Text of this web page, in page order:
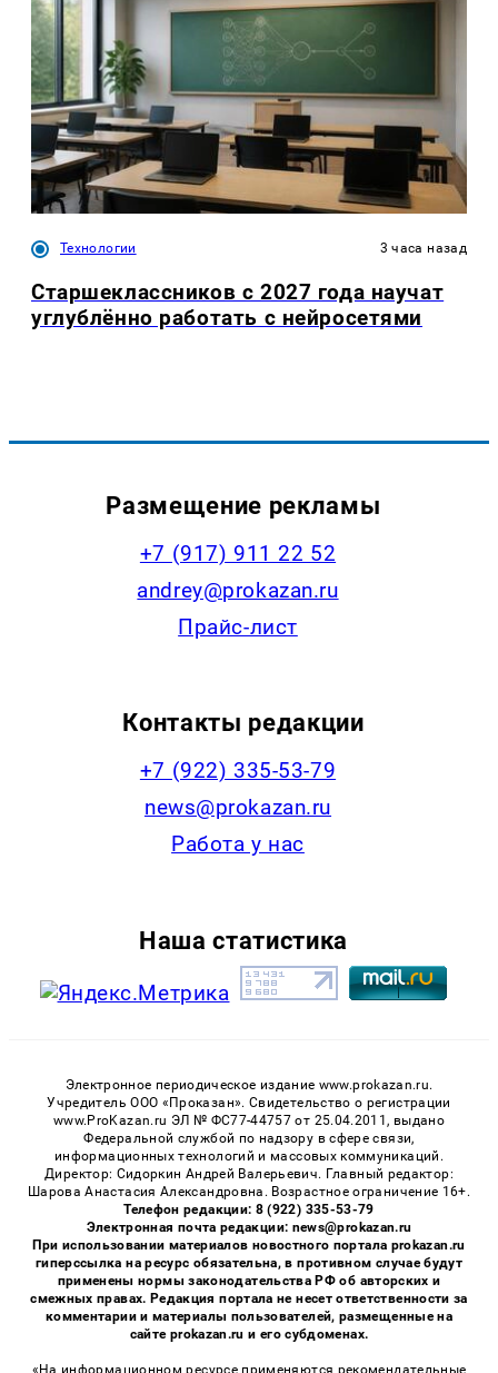
Технологии 3 часа назад
Старшеклассников с 2027 года научат
углублённо работать с нейросетями
Размещение рекламы
+7 (917) 911 22 52
andrey@prokazan.ru
Прайс-лист
Контакты редакции
+7 (922) 335-53-79
news@prokazan.ru
Работа у нас
Наша статистика
Электронное периодическое издание www.prokazan.ru.
Учредитель ООО «Проказан». Cвидетельство о регистрации
www.ProKazan.ru ЭЛ № ФС77-44757 от 25.04.2011, выдано
Федеральной службой по надзору в сфере связи,
информационных технологий и массовых коммуникаций.
Директор: Сидоркин Андрей Валерьевич. Главный редактор:
Шарова Анастасия Александровна. Возрастное ограничение 16+.
Телефон редакции: 8 (922) 335-53-79
Электронная почта редакции: news@prokazan.ru
При использовании материалов новостного портала prokazan.ru
гиперссылка на ресурс обязательна, в противном случае будут
применены нормы законодательства РФ об авторских и
смежных правах. Редакция портала не несет ответственности за
комментарии и материалы пользователей, размещенные на
сайте prokazan.ru и его субдоменах.
«На информационном ресурсе применяются рекомендательные